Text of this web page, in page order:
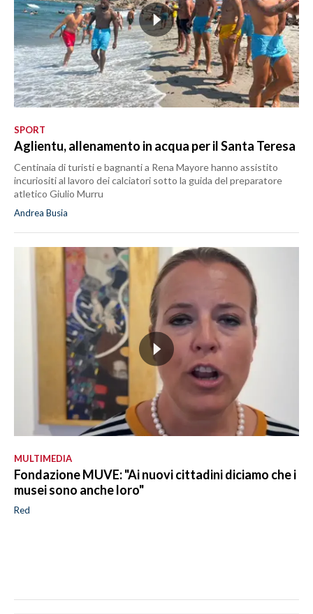
SPORT
Aglientu, allenamento in acqua per il Santa Teresa
Centinaia di turisti e bagnanti a Rena Mayore hanno assistito
incuriositi al lavoro dei calciatori sotto la guida del preparatore
atletico Giulio Murru
Andrea Busia
MULTIMEDIA
Fondazione MUVE: "Ai nuovi cittadini diciamo che i
musei sono anche loro"
Red